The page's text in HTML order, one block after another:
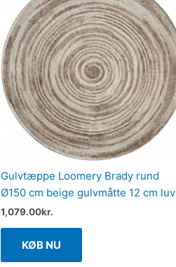
Gulvtæppe Loomery Brady rund
Ø150 cm beige gulvmåtte 12 cm luv
1,079.00kr.
KØB NU